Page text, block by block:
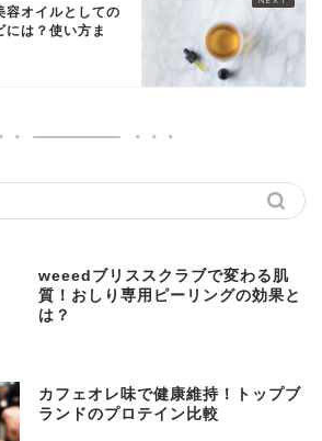
容オイルとしての
には？使い方ま
weeedブリススクラブで変わる肌
質！おしり専用ピーリングの効果と
は？
カフェオレ味で健康維持！トップブ
ランドのプロテイン比較